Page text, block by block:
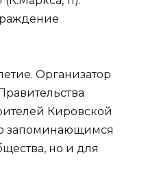
Организатор
Кировской
запоминающимся
но и для